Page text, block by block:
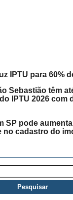
IPTU para 60%
Sebastião têm
IPTU 2026 com
SP pode
no cadastro do